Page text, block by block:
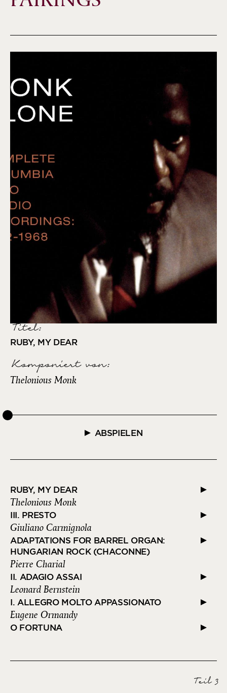
Titel:
RUBY, MY DEAR
Komponiert von:
Thelonious Monk
ABSPIELEN
RUBY, MY DEAR
Thelonious Monk
III. PRESTO
Giuliano Carmignola
ADAPTATIONS FOR BARREL ORGAN:
HUNGARIAN ROCK (CHACONNE)
Pierre Charial
II. ADAGIO ASSAI
Leonard Bernstein
I. ALLEGRO MOLTO APPASSIONATO
Eugene Ormandy
O FORTUNA
Orazio Sciortino
Teil 3